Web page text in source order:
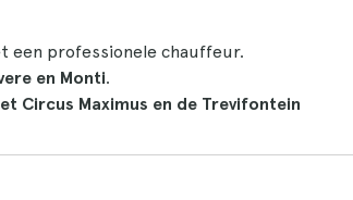
een professionele chauffeur.
en Monti.
Circus Maximus en de Trevifontein